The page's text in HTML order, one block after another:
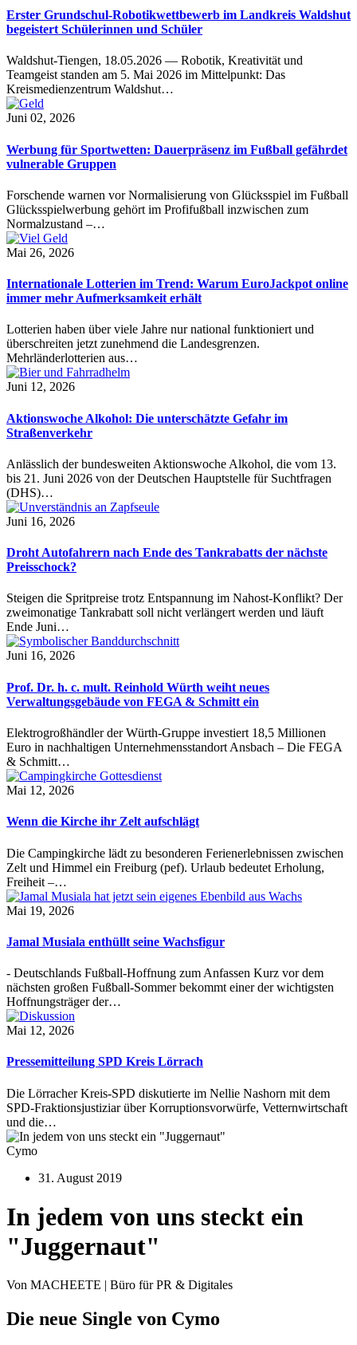
Erster Grundschul-Robotikwettbewerb im Landkreis Waldshut
begeistert Schülerinnen und Schüler
Waldshut-Tiengen, 18.05.2026 — Robotik, Kreativität und
Teamgeist standen am 5. Mai 2026 im Mittelpunkt: Das
Kreismedienzentrum Waldshut…
Juni 02, 2026
Werbung für Sportwetten: Dauerpräsenz im Fußball gefährdet
vulnerable Gruppen
Forschende warnen vor Normalisierung von Glücksspiel im Fußball
Glücksspielwerbung gehört im Profifußball inzwischen zum
Normalzustand –…
Mai 26, 2026
Internationale Lotterien im Trend: Warum EuroJackpot online
immer mehr Aufmerksamkeit erhält
Lotterien haben über viele Jahre nur national funktioniert und
überschreiten jetzt zunehmend die Landesgrenzen.
Mehrländerlotterien aus…
Juni 12, 2026
Aktionswoche Alkohol: Die unterschätzte Gefahr im
Straßenverkehr
Anlässlich der bundesweiten Aktionswoche Alkohol, die vom 13.
bis 21. Juni 2026 von der Deutschen Hauptstelle für Suchtfragen
(DHS)…
Juni 16, 2026
Droht Autofahrern nach Ende des Tankrabatts der nächste
Preisschock?
Steigen die Spritpreise trotz Entspannung im Nahost-Konflikt? Der
zweimonatige Tankrabatt soll nicht verlängert werden und läuft
Ende Juni…
Juni 16, 2026
Prof. Dr. h. c. mult. Reinhold Würth weiht neues
Verwaltungsgebäude von FEGA & Schmitt ein
Elektrogroßhändler der Würth-Gruppe investiert 18,5 Millionen
Euro in nachhaltigen Unternehmensstandort Ansbach – Die FEGA
& Schmitt…
Mai 12, 2026
Wenn die Kirche ihr Zelt aufschlägt
Die Campingkirche lädt zu besonderen Ferienerlebnissen zwischen
Zelt und Himmel ein Freiburg (pef). Urlaub bedeutet Erholung,
Freiheit –…
Mai 19, 2026
Jamal Musiala enthüllt seine Wachsfigur
- Deutschlands Fußball-Hoffnung zum Anfassen Kurz vor dem
nächsten großen Fußball-Sommer bekommt einer der wichtigsten
Hoffnungsträger der…
Mai 12, 2026
Pressemitteilung SPD Kreis Lörrach
Die Lörracher Kreis-SPD diskutierte im Nellie Nashorn mit dem
SPD-Fraktionsjustiziar über Korruptionsvorwürfe, Vetternwirtschaft
und die…
Cymo
31. August 2019
In jedem von uns steckt ein
"Juggernaut"
Von MACHEETE | Büro für PR & Digitales
Die neue Single von Cymo